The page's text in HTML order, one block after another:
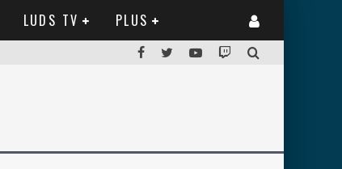
LUDS TV PLUS